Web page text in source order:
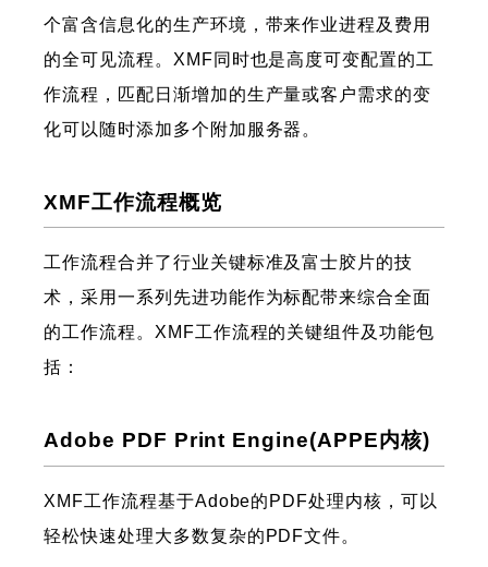
个富含信息化的生产环境，带来作业进程及费用
的全可见流程。XMF同时也是高度可变配置的工
作流程，匹配日渐增加的生产量或客户需求的变
化可以随时添加多个附加服务器。
XMF工作流程概览
工作流程合并了行业关键标准及富士胶片的技
术，采用一系列先进功能作为标配带来综合全面
的工作流程。XMF工作流程的关键组件及功能包
括：
Adobe PDF Print Engine(APPE内核)
XMF工作流程基于Adobe的PDF处理内核，可以
轻松快速处理大多数复杂的PDF文件。